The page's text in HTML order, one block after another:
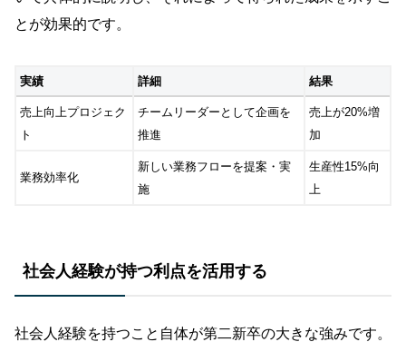
とが効果的です。
実績 詳細 結果
売上向上プロジェク
ト
チームリーダーとして企画を
推進
売上が20%増
加
業務効率化
新しい業務フローを提案・実
施
生産性15%向
上
社会人経験が持つ利点を活用する
社会人経験を持つこと自体が第二新卒の大きな強みです。